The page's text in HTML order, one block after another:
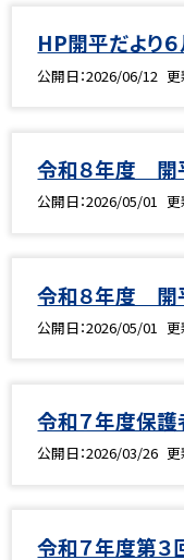
HP開平だより６
公開日 2026/06/12 更
令和８年度 開
公開日 2026/05/01 更
令和８年度 開
公開日 2026/05/01 更
令和７年度保護
公開日 2026/03/26 更
令和７年度第